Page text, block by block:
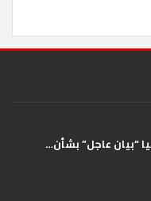
“بيان عاجل” بشأن…